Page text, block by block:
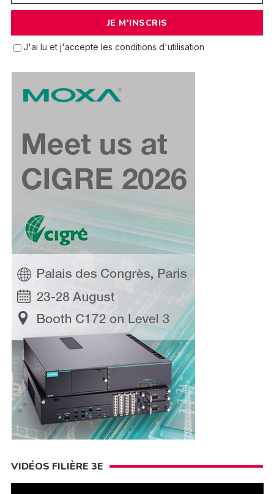
J'ai lu et j'accepte les conditions d'utilisation
VIDÉOS FILIÈRE 3E